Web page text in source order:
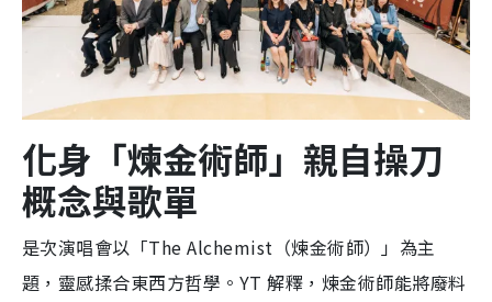
化身「煉金術師」親自操刀
概念與歌單
是次演唱會以「The Alchemist（煉金術師）」為主
題，靈感揉合東西方哲學。YT 解釋，煉金術師能將廢料